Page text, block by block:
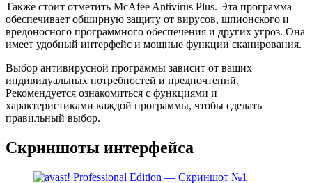
Также стоит отметить McAfee Antivirus Plus. Эта программа
обеспечивает обширную защиту от вирусов, шпионского и
вредоносного программного обеспечения и других угроз. Она
имеет удобный интерфейс и мощные функции сканирования.
Выбор антивирусной программы зависит от ваших
индивидуальных потребностей и предпочтений.
Рекомендуется ознакомиться с функциями и
характеристиками каждой программы, чтобы сделать
правильный выбор.
Скриншоты интерфейса